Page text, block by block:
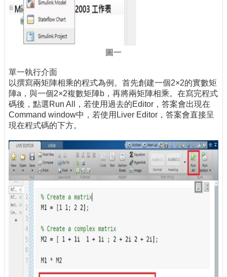
圖一
單一執行介面
以撰寫兩矩陣相乘的程式為例。首先創建一個2×2的實數矩
陣a，與一個2×2複數矩陣b，再將兩矩陣相乘。在寫完程式
碼後，點選Run All，若使用過去的Editor，答案會出現在
Command window中，若使用Liver Editor，答案會直接呈
現在程式碼的下方。